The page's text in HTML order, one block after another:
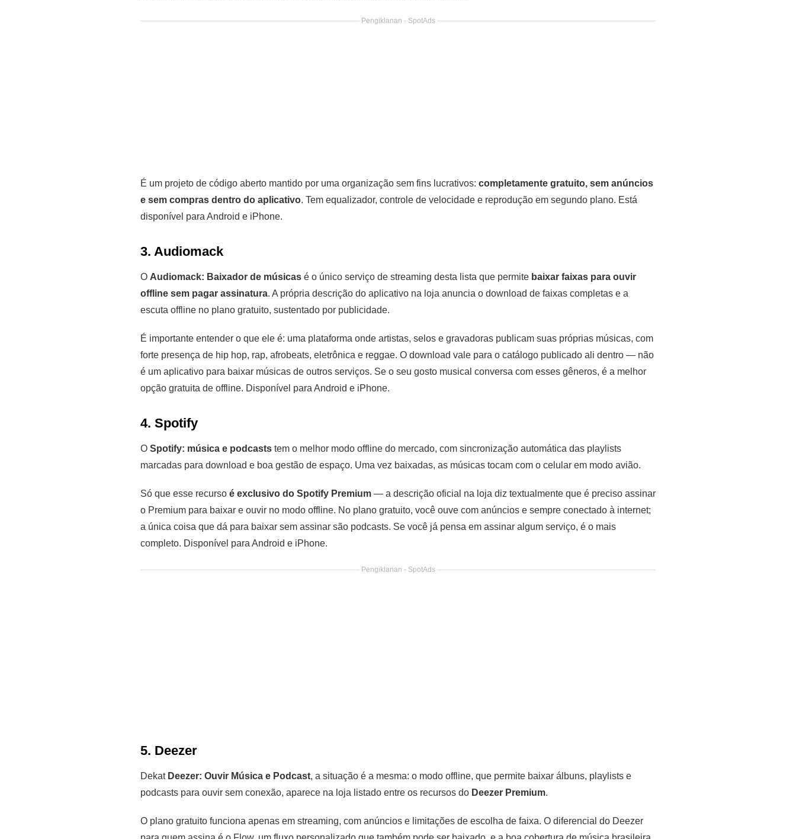
Pengiklanan - SpotAds
É um projeto de código aberto mantido por uma organização sem fins lucrativos: completamente gratuito, sem anúncios
e sem compras dentro do aplicativo. Tem equalizador, controle de velocidade e reprodução em segundo plano. Está
disponível para Android e iPhone.
3. Audiomack
O Audiomack: Baixador de músicas é o único serviço de streaming desta lista que permite baixar faixas para ouvir
offline sem pagar assinatura. A própria descrição do aplicativo na loja anuncia o download de faixas completas e a
escuta offline no plano gratuito, sustentado por publicidade.
É importante entender o que ele é: uma plataforma onde artistas, selos e gravadoras publicam suas próprias músicas, com
forte presença de hip hop, rap, afrobeats, eletrônica e reggae. O download vale para o catálogo publicado ali dentro — não
é um aplicativo para baixar músicas de outros serviços. Se o seu gosto musical conversa com esses gêneros, é a melhor
opção gratuita de offline. Disponível para Android e iPhone.
4. Spotify
O Spotify: música e podcasts tem o melhor modo offline do mercado, com sincronização automática das playlists
marcadas para download e boa gestão de espaço. Uma vez baixadas, as músicas tocam com o celular em modo avião.
Só que esse recurso é exclusivo do Spotify Premium — a descrição oficial na loja diz textualmente que é preciso assinar
o Premium para baixar e ouvir no modo offline. No plano gratuito, você ouve com anúncios e sempre conectado à internet;
a única coisa que dá para baixar sem assinar são podcasts. Se você já pensa em assinar algum serviço, é o mais
completo. Disponível para Android e iPhone.
Pengiklanan - SpotAds
5. Deezer
Dekat Deezer: Ouvir Música e Podcast, a situação é a mesma: o modo offline, que permite baixar álbuns, playlists e
podcasts para ouvir sem conexão, aparece na loja listado entre os recursos do Deezer Premium.
O plano gratuito funciona apenas em streaming, com anúncios e limitações de escolha de faixa. O diferencial do Deezer